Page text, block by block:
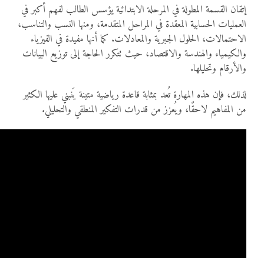
إتقان القسمة المطولة في المرحلة الابتدائية يؤسس الطالب لفهم أكبر في
العمليات الحسابية المعقدة في المراحل المتقدمة، ومنها النسب والتناسب،
الاحتمالات، الحلول الجبرية والمعادلات. كما أنها مفيدة في الفيزياء
والكيمياء والهندسة والاقتصاد، حيث تتكرر الحاجة إلى توزيع البيانات
والأرقام وتحليلها.
لذلك، فإن هذه المهارة تُعد بمثابة قاعدة رياضية متينة يَنبني عليها الكثير
من المفاهيم لاحقًا، ويُعزز من قدرات التفكير المنطقي والتحليلي.